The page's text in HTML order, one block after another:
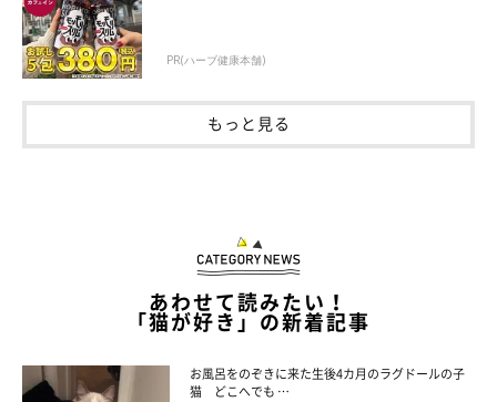
惜しみなく振りまいております。
2013年8月1日生まれ(推定)
ムームー
我が家初の単色！シャルトリューの男のコ。まだまだ子猫ちゃ
PR(ハーブ健康本舗)
もっと見る
あわせて読みたい！
「猫が好き」の新着記事
お風呂をのぞきに来た生後4カ月のラグドールの子
猫 どこへでも …